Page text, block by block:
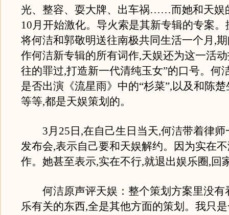
光、整容、耍大牌、出车祸……而她和天娱
10月开始激化。导火索是其新专辑的专案
将何洁和郭敬明送往南极共同生活一个月,
作何洁新专辑的所有词作,天娱还为这一活
往的罪过,打造新一代清纯玉女”的口号。何
是否出演《流星雨》中的“杉菜”,以及和陈
等等,都是天娱策划的。
3月25日,在自己生日当天,何洁带着律师
发布会,表示自己要和天娱解约。因为实在
作。她甚至表示,实在不行,就退出娱乐圈,回
何洁原声评天娱：整个策划方案里没有
乐有关的东西,全是其他方面的策划。我只